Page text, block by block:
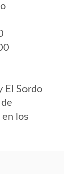
El Sordo
los